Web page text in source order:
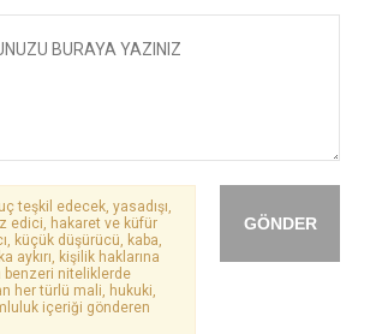
GÖNDER
teşkil edecek, yasadışı,
edici, hakaret ve küfür
küçük düşürücü, kaba,
aykırı, kişilik haklarına
benzeri niteliklerde
her türlü mali, hukuki,
içeriği gönderen